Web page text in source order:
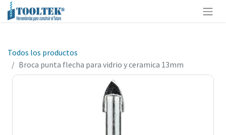
Todos los productos
Broca punta flecha para vidrio y ceramica 13mm